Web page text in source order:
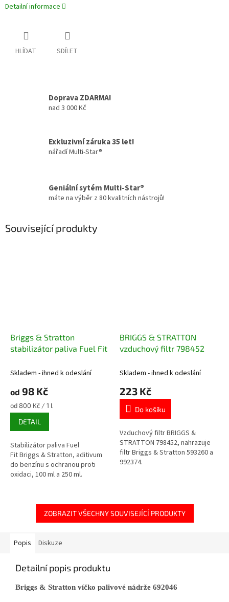
Detailní informace
HLÍDAT SDÍLET
Doprava ZDARMA!
nad 3 000 Kč
Exkluzivní záruka 35 let!
nářadí Multi-Star®
Geniální sytém Multi-Star®
máte na výběr z 80 kvalitních nástrojů!
Související produkty
Briggs & Stratton
stabilizátor paliva Fuel Fit
Skladem - ihned k odeslání
od 98 Kč
Měrná
cena:
od 800 Kč / 1 l
DETAIL
Stabilizátor paliva Fuel
Fit Briggs & Stratton, aditivum
do benzínu s ochranou proti
oxidaci, 100 ml a 250 ml.
BRIGGS & STRATTON
vzduchový filtr 798452
Skladem - ihned k odeslání
223 Kč
Do košíku
Vzduchový filtr BRIGGS &
STRATTON 798452, nahrazuje
filtr Briggs & Stratton 593260 a
992374.
ZOBRAZIT VŠECHNY SOUVISEJÍCÍ PRODUKTY
Popis Diskuze
Detailní popis produktu
Briggs & Stratton víčko palivové nádrže 692046